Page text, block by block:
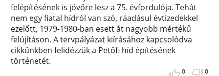
felépítésének is jövőre lesz a 75. évfordulója. Tehát
nem egy fiatal hídról van szó, ráadásul évtizedekkel
ezelőtt, 1979-1980-ban esett át nagyobb mértékű
felújításon. A tervpályázat kiírásához kapcsolódva
cikkünkben felidézzük a Petőfi híd építésének
történetét.
0 0